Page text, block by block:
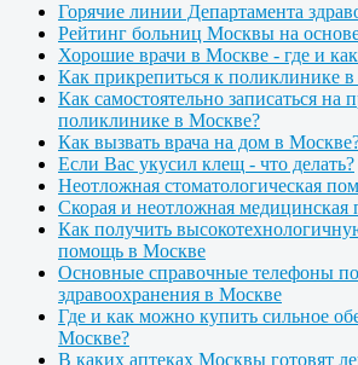
Горячие линии Департамента
Рейтинг больниц Москвы на
Хорошие врачи в Москве - где и
Как прикрепиться к поликлинике
Как самостоятельно записаться на
поликлинике в Москве?
Как вызвать врача на дом в
Если Вас укусил клещ - что делать?
Неотложная стоматологическая
Скорая и неотложная
Как получить
помощь в Москве
Основные справочные телефоны
здравоохранения в Москве
Где и как можно купить сильное
Москве?
В каких аптеках Москвы готовят